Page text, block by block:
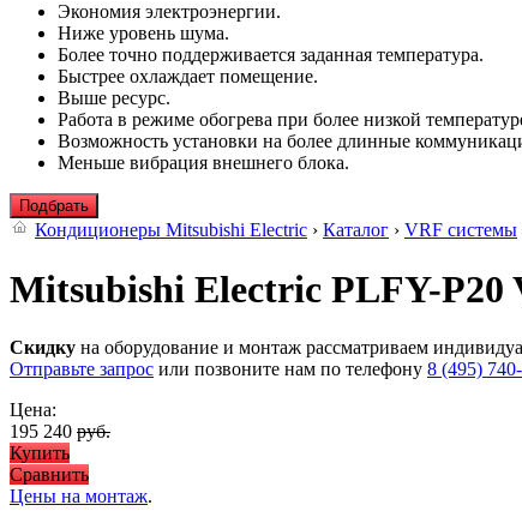
Экономия электроэнергии.
Ниже уровень шума.
Более точно поддерживается заданная температура.
Быстрее охлаждает помещение.
Выше ресурс.
Работа в режиме обогрева при более низкой
Возможность установки на более длинные
Меньше вибрация внешнего блока.
Подбрать
Кондиционеры Mitsubishi Electric › Каталог › VRF системы
Mitsubishi Electric PLFY-P20
Скидку на оборудование и монтаж рассматриваем
Отправьте запрос или позвоните нам по телефону 8 (495)
Цена:
195 240 руб.
Купить
Сравнить
Цены на монтаж.